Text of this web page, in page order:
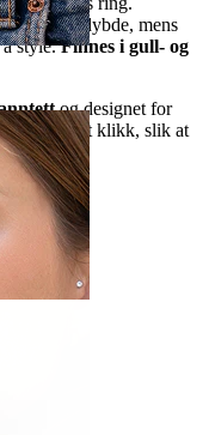
og dybde, mens
å style.Finnes i gull- og
og designet for
med et klikk, slik at
helix og